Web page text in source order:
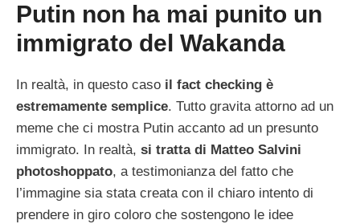
Putin non ha mai punito un
immigrato del Wakanda
In realtà, in questo caso il fact checking è
estremamente semplice. Tutto gravita attorno ad un
meme che ci mostra Putin accanto ad un presunto
immigrato. In realtà, si tratta di Matteo Salvini
photoshoppato, a testimonianza del fatto che
l’immagine sia stata creata con il chiaro intento di
prendere in giro coloro che sostengono le idee